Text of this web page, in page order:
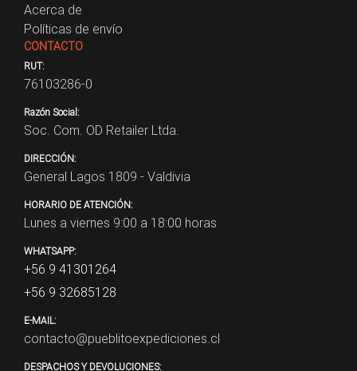
Acerca de
Políticas de envío
CONTACTO
RUT:
76103286-0
Razón Social:
Soc. Com. OD Retailer Ltda.
DIRECCIÓN:
General Lagos 1809 - Valdivia
HORARIO DE ATENCIÓN:
Lunes a viernes 9:00 a 18:00 horas
WHATSAPP:
+56 9 41301264
+56 9 32685128
E-MAIL:
contacto@pueblitoexpediciones.cl
DESPACHOS Y DEVOLUCIONES: